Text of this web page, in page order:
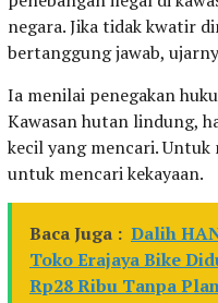
negara. Jika tidak kwatir
bertanggung jawab,
Ia menilai penegakan
Kawasan hutan lindung,
kecil yang mencari.
untuk mencari kekayaan.
Baca Juga : Dalih
Toko Erajaya Bike
Rp28 Ribu Tanpa